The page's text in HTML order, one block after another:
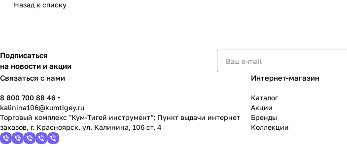
Назад к списку
Подписаться
на новости и акции
Связаться с нами
8 800 700 88 46
kalinina106@kumtigey.ru
Торговый комплекс "Кум-Тигей инструмент"; Пункт выдачи интернет
заказов, г. Красноярск, ул. Калинина, 106 ст. 4
Интернет-магазин
Каталог
Акции
Бренды
Коллекции